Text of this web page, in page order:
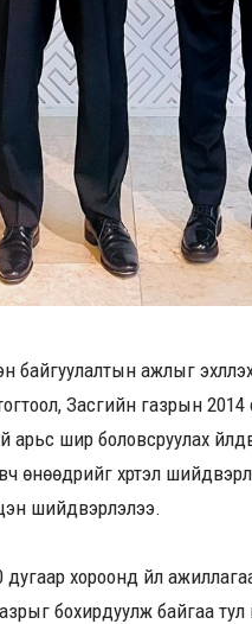
байгуулалтын ажлыг
Засгийн газрын 2014
арьс шир боловсруулах
өнөөдрийг хүртэл
шийдвэрлэлээ.
дугаар хороонд үйл
бохирдуулж байгаа